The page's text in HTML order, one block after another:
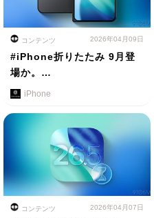
コンテンツ 2026年04月09日
#iPhone折りたたみ 9月登
場か。…
iPhone
コンテンツ 2026年04月07日